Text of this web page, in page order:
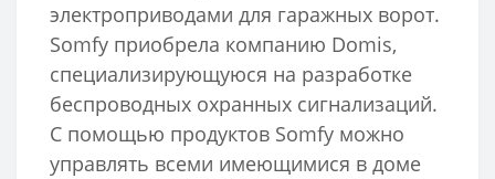
электроприводами для гаражных ворот.
Somfy приобрела компанию Domis,
специализирующуюся на разработке
беспроводных охранных сигнализаций.
С помощью продуктов Somfy можно
управлять всеми имеющимися в доме